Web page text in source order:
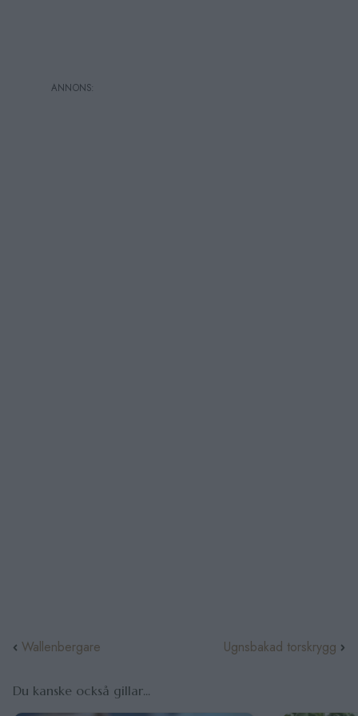
Wallenbergare Ugnsbakad torskrygg
Du kanske också gillar...